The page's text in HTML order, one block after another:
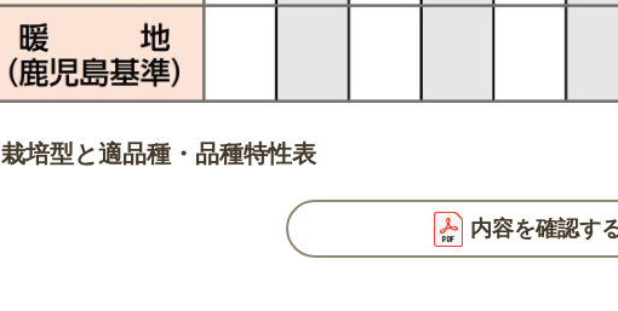
栽培型と適品種・品種特性表
内容を確認す